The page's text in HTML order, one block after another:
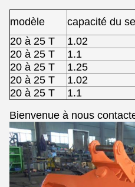
modèle capacité du
20 à 25 T
1.02
20 à 25 T
1.1
20 à 25 T
1.25
20 à 25 T
1.02
20 à 25 T
1.1
Bienvenue à nous